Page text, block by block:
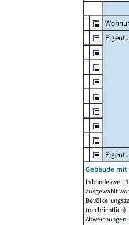
Gebäude
In bundesweit
ausgewählt
Abweichungen